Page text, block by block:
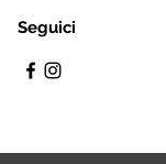
Seguici